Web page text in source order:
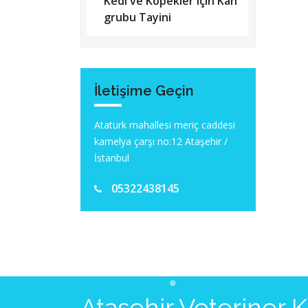
grubu Tayini
İletişime Geçin
Atatürk mahallesi meriç caddesi
kamelya çarşı no:12 Ataşehir /
İstanbul
05322438145